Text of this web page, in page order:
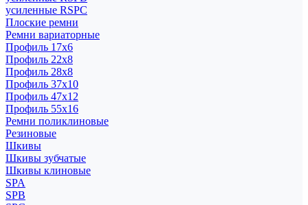
усиленные RSPC
Плоские ремни
Ремни вариаторные
Профиль 17x6
Профиль 22x8
Профиль 28x8
Профиль 37x10
Профиль 47x12
Профиль 55x16
Ремни поликлиновые
Резиновые
Шкивы
Шкивы зубчатые
Шкивы клиновые
SPA
SPB